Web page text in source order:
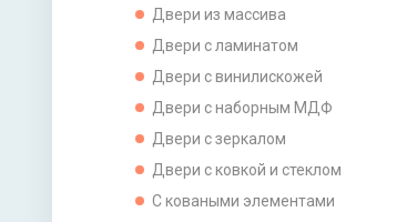
Двери из массива
Двери с ламинатом
Двери с винилискожей
Двери с наборным МДФ
Двери с зеркалом
Двери с ковкой и стеклом
С коваными элементами